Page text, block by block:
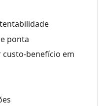
ponta
benefício em